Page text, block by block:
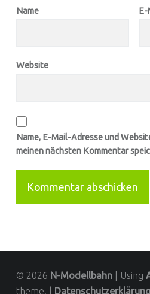
Name E-
Website
Name, E-Mail-Adresse und
meinen nächsten Kommentar
© 2026 N-Modellbahn Using
theme.